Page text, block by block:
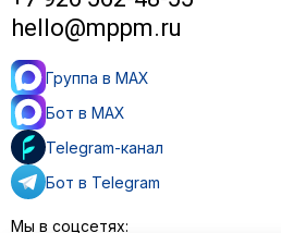
hello@mppm.ru
Группа в MAX
Бот в MAX
Telegram-канал
Бот в Telegram
Мы в соцсетях: